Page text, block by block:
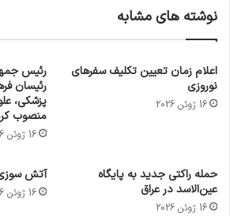
نوشته های مشابه
اعلام زمان تعیین تکلیف سفرهای
نوروزی
16 ژوئن 2026
رئیس
رئیسان
پزشکی،
منصوب
16 ژوئن 2026
حمله راکتی جدید به پایگاه
عین‌الاسد در عراق
16 ژوئن 2026
آتش سوزی
16 ژوئن 2026